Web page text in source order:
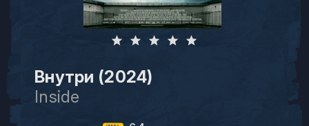
Внутри (2024)
Inside